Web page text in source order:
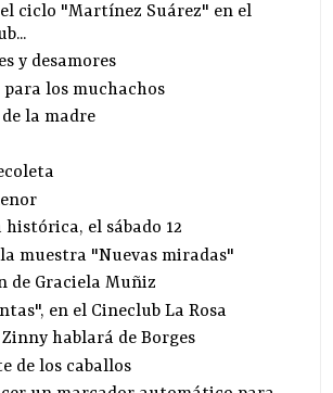
ciclo "Martínez Suárez" en el
y desamores
para los muchachos
la madre
histórica, el sábado 12
muestra "Nuevas miradas"
de Graciela Muñiz
en el Cineclub La Rosa
hablará de Borges
de los caballos